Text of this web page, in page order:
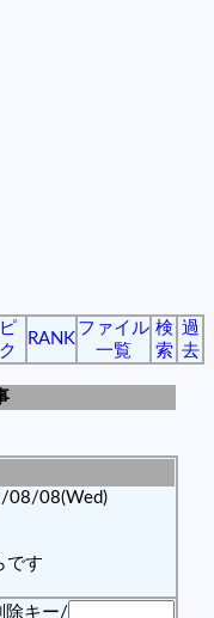
ピ
RANK
ファイル
一覧
検
索
過
去
08/08(Wed)
です
除キー/